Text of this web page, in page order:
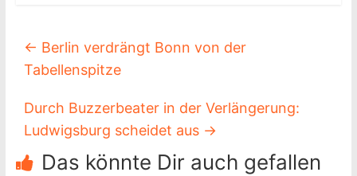
← Berlin verdrängt Bonn von der
Tabellenspitze
Durch Buzzerbeater in der Verlängerung:
Ludwigsburg scheidet aus →
Das könnte Dir auch gefallen